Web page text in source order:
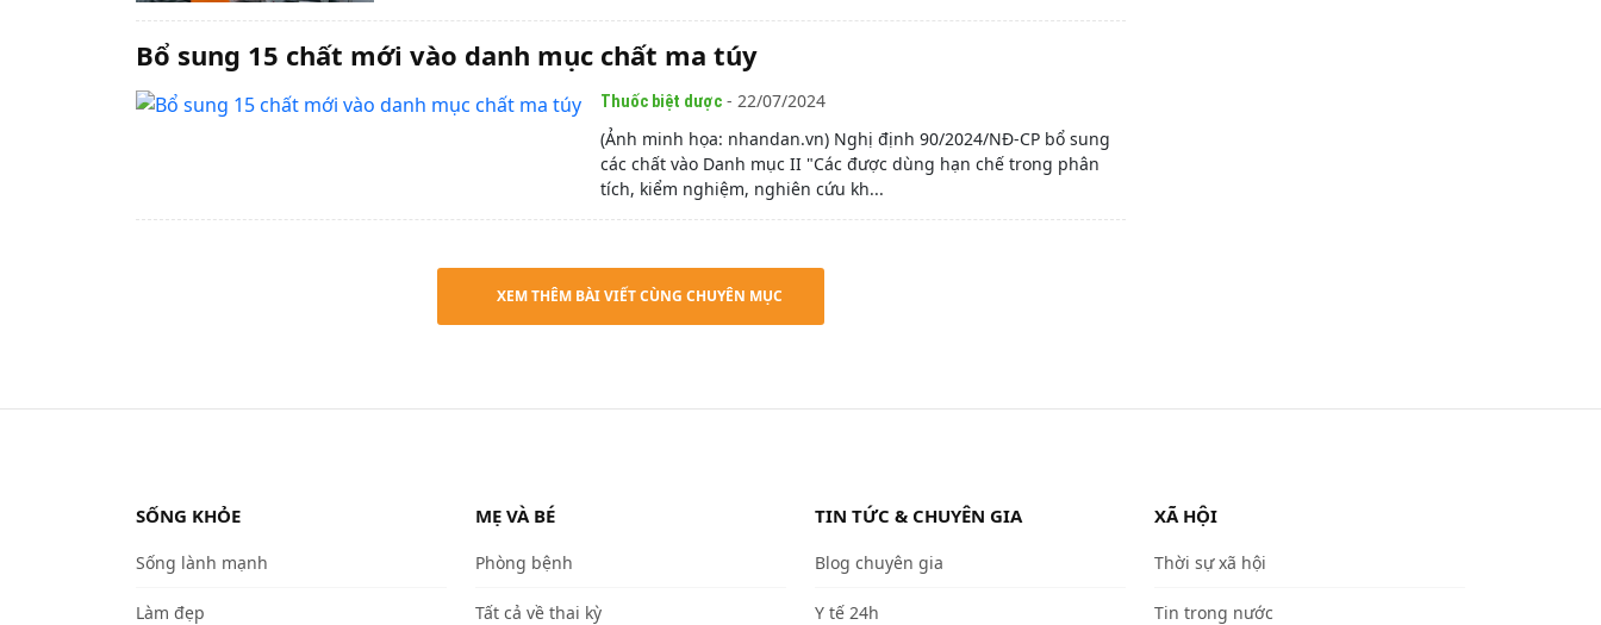
Bổ sung 15 chất mới vào danh mục chất ma túy
Thuốc biệt dược - 22/07/2024
(Ảnh minh họa: nhandan.vn) Nghị định 90/2024/NĐ-CP bổ sung
các chất vào Danh mục II "Các được dùng hạn chế trong phân
tích, kiểm nghiệm, nghiên cứu kh...
XEM THÊM BÀI VIẾT CÙNG CHUYÊN MỤC
SỐNG KHỎE
Sống lành mạnh
Làm đẹp
MẸ VÀ BÉ
Phòng bệnh
Tất cả về thai kỳ
TIN TỨC & CHUYÊN GIA
Blog chuyên gia
Y tế 24h
XÃ HỘI
Thời sự xã hội
Tin trong nước